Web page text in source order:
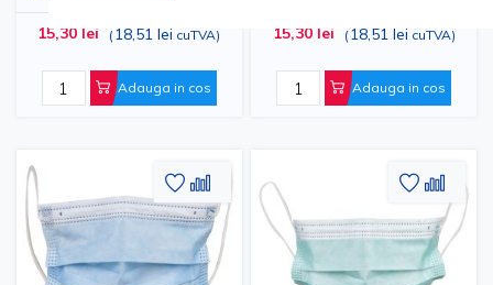
de unica folosinta,
PRIMA, 100buc
15,30 lei ( 18,51 lei cuTVA)
Adauga in cos
folosinta, PRIMA,
15,30 lei ( 18,51 lei cuTVA)
Adauga in cos
Adaugati
la
Lista
de
Dorinte
Adaugati
pentru
comparare
Lista
de
Dorinte